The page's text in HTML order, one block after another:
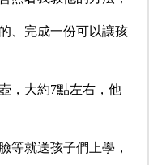
、完成一份可以讓孩
，大約7點左右，他
等就送孩子們上學，